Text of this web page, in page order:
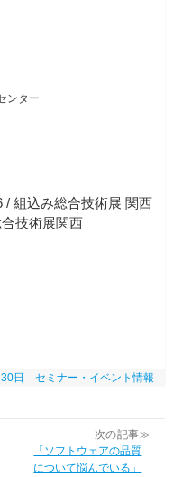
ンター
/ 組込み総合技術展 関西
技術展関西
日 セミナー・イベント情報
次の記事≫
「ソフトウェアの品質
について悩んでいる」